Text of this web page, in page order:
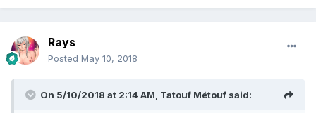
Rays
Posted May 10, 2018
On 5/10/2018 at 2:14 AM, Tatouf Métouf said: